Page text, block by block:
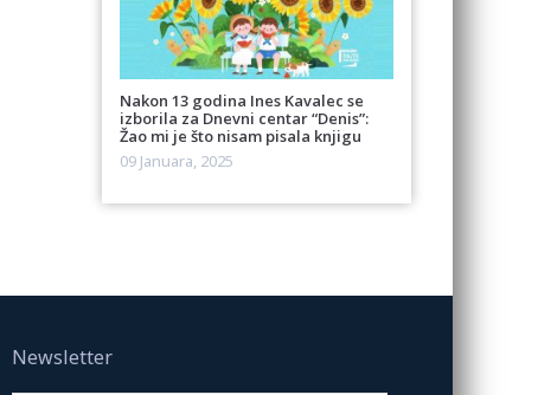
Nakon 13 godina Ines Kavalec se
izborila za Dnevni centar “Denis”:
Žao mi je što nisam pisala knjigu
09 Januara, 2025
Newsletter